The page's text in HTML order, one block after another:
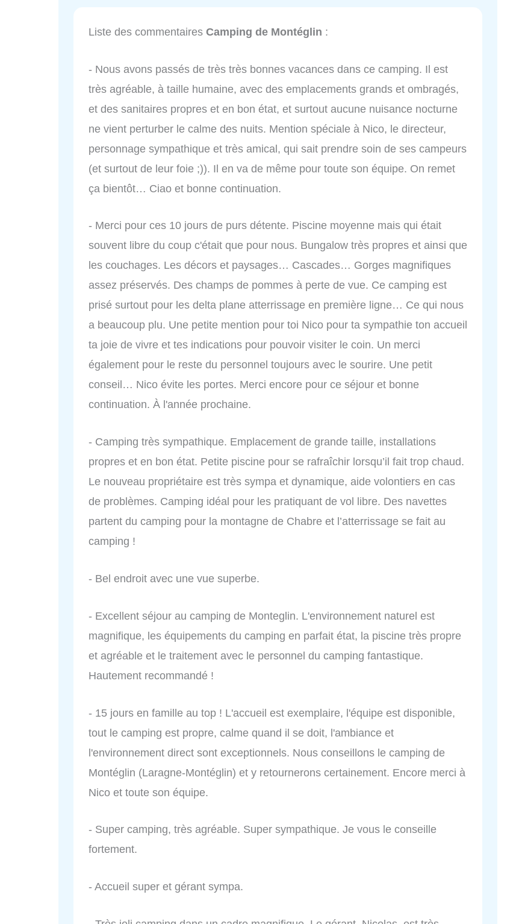
Liste des commentaires Camping de Montéglin :
- Nous avons passés de très très bonnes vacances dans ce camping. Il est
très agréable, à taille humaine, avec des emplacements grands et ombragés,
et des sanitaires propres et en bon état, et surtout aucune nuisance nocturne
ne vient perturber le calme des nuits. Mention spéciale à Nico, le directeur,
personnage sympathique et très amical, qui sait prendre soin de ses campeurs
(et surtout de leur foie ;)). Il en va de même pour toute son équipe. On remet
ça bientôt… Ciao et bonne continuation.
- Merci pour ces 10 jours de purs détente. Piscine moyenne mais qui était
souvent libre du coup c'était que pour nous. Bungalow très propres et ainsi que
les couchages. Les décors et paysages… Cascades… Gorges magnifiques
assez préservés. Des champs de pommes à perte de vue. Ce camping est
prisé surtout pour les delta plane atterrissage en première ligne… Ce qui nous
a beaucoup plu. Une petite mention pour toi Nico pour ta sympathie ton accueil
ta joie de vivre et tes indications pour pouvoir visiter le coin. Un merci
également pour le reste du personnel toujours avec le sourire. Une petit
conseil… Nico évite les portes. Merci encore pour ce séjour et bonne
continuation. À l'année prochaine.
- Camping très sympathique. Emplacement de grande taille, installations
propres et en bon état. Petite piscine pour se rafraîchir lorsqu’il fait trop chaud.
Le nouveau propriétaire est très sympa et dynamique, aide volontiers en cas
de problèmes. Camping idéal pour les pratiquant de vol libre. Des navettes
partent du camping pour la montagne de Chabre et l’atterrissage se fait au
camping !
- Bel endroit avec une vue superbe.
- Excellent séjour au camping de Monteglin. L'environnement naturel est
magnifique, les équipements du camping en parfait état, la piscine très propre
et agréable et le traitement avec le personnel du camping fantastique.
Hautement recommandé !
- 15 jours en famille au top ! L'accueil est exemplaire, l'équipe est disponible,
tout le camping est propre, calme quand il se doit, l'ambiance et
l'environnement direct sont exceptionnels. Nous conseillons le camping de
Montéglin (Laragne-Montéglin) et y retournerons certainement. Encore merci à
Nico et toute son équipe.
- Super camping, très agréable. Super sympathique. Je vous le conseille
fortement.
- Accueil super et gérant sympa.